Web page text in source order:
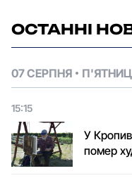
ОСТАННІ
07 СЕРПНЯ
15:15
У
помер